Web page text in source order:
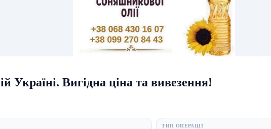
Україні. Вигідна ціна та вивезення!
ТИП ОПЕРАЦІЇ